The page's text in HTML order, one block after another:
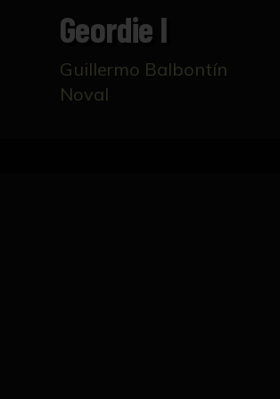
Geordie I
Guillermo Balbontín
Noval